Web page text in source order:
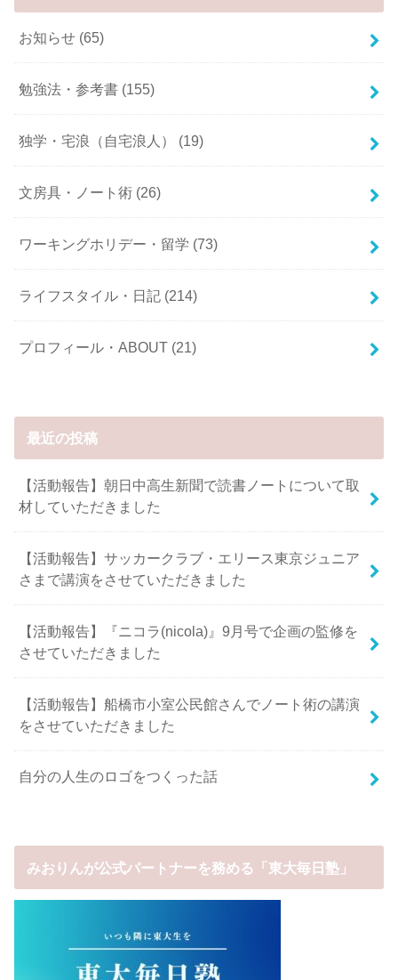
お知らせ (65)
勉強法・参考書 (155)
独学・宅浪（自宅浪人） (19)
文房具・ノート術 (26)
ワーキングホリデー・留学 (73)
ライフスタイル・日記 (214)
プロフィール・ABOUT (21)
最近の投稿
【活動報告】朝日中高生新聞で読書ノートについて取
材していただきました
【活動報告】サッカークラブ・エリース東京ジュニア
さまで講演をさせていただきました
【活動報告】『ニコラ(nicola)』9月号で企画の監修を
させていただきました
【活動報告】船橋市小室公民館さんでノート術の講演
をさせていただきました
自分の人生のロゴをつくった話
みおりんが公式パートナーを務める「東大毎日塾」